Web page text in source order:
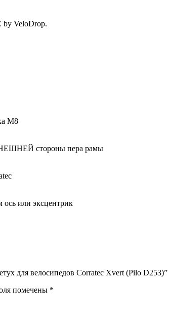
by VeloDrop.
M8
стороны пера рамы
ось или эксцентрик
для велосипедов Corratec Xvert (Pilo D253)”
помечены *